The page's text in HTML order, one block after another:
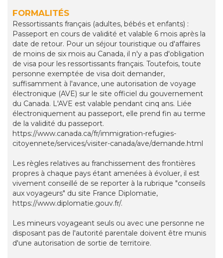
FORMALITÉS
Ressortissants français (adultes, bébés et enfants) :
Passeport en cours de validité et valable 6 mois après la
date de retour. Pour un séjour touristique ou d'affaires
de moins de six mois au Canada, il n'y a pas d'obligation
de visa pour les ressortissants français. Toutefois, toute
personne exemptée de visa doit demander,
suffisamment à l'avance, une autorisation de voyage
électronique (AVE) sur le site officiel du gouvernement
du Canada. L'AVE est valable pendant cinq ans. Liée
électroniquement au passeport, elle prend fin au terme
de la validité du passeport.
https://www.canada.ca/fr/immigration-refugies-
citoyennete/services/visiter-canada/ave/demande.html
Les règles relatives au franchissement des frontières
propres à chaque pays étant amenées à évoluer, il est
vivement conseillé de se reporter à la rubrique "conseils
aux voyageurs" du site France Diplomatie,
https://www.diplomatie.gouv.fr/.
Les mineurs voyageant seuls ou avec une personne ne
disposant pas de l'autorité parentale doivent être munis
d'une autorisation de sortie de territoire.